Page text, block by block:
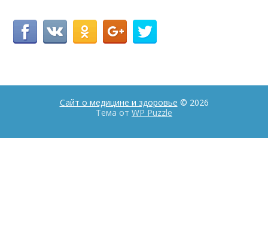
Сайт о медицине и здоровье © 2026
Тема от WP Puzzle